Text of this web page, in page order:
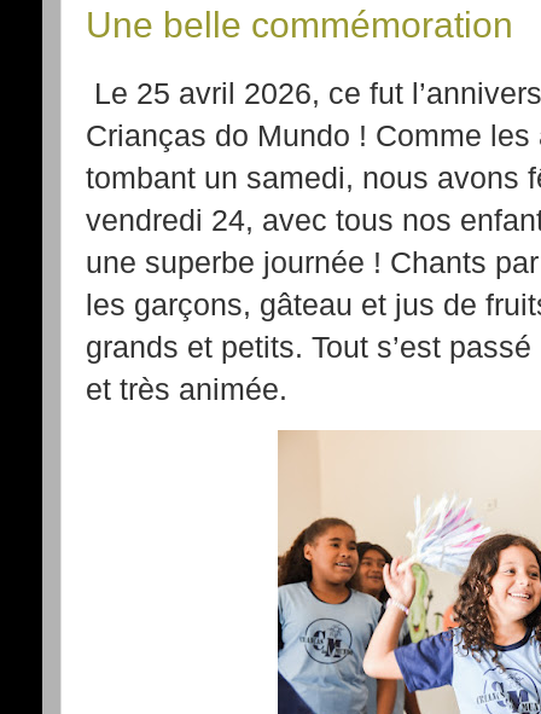
Une belle commémoration
Le 25 avril 2026, ce fut
Crianças do Mundo ! Comme
tombant un samedi, nous avons
vendredi 24, avec tous nos
une superbe journée ! Chants
les garçons, gâteau et jus de
grands et petits. Tout s’est
et très animée.